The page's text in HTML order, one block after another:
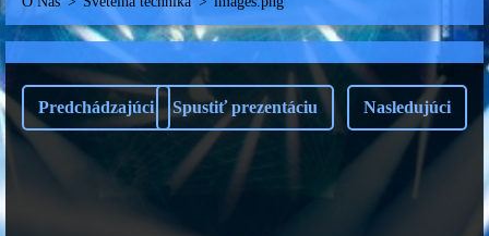
Predchádzajúci Spustiť prezentáciu Nasledujúci